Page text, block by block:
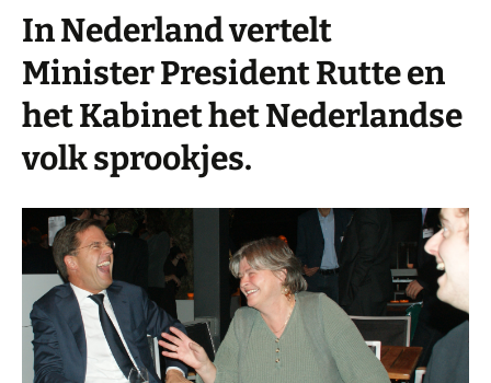
In Nederland vertelt
Minister President Rutte en
het Kabinet het Nederlandse
volk sprookjes.